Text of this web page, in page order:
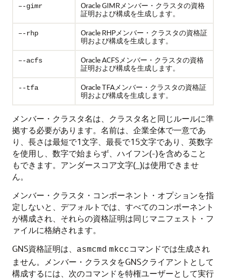
–-gimr
Oracle GIMRメンバー・クラスタの資格
証明および構成を生成します。
–-rhp
Oracle RHPメンバー・クラスタの資格証
明および構成を生成します。
–-acfs
Oracle ACFSメンバー・クラスタの資格
証明および構成を生成します。
--tfa
Oracle TFAメンバー・クラスタの資格証
明および構成を生成します。
メンバー・クラスタ名は、クラスタ名と同じルールに準
拠する必要があります。名前は、企業全体で一意であ
り、長さは最短で1文字、最長で15文字であり、英数字
を使用し、数字で始まらず、ハイフン(-)を含めること
もできます。アンダースコア文字(_)は使用できませ
ん。
メンバー・クラスタ・コンポーネント・オプションを指
定しないと、デフォルトでは、すべてのコンポーネント
が構成され、それらの資格証明は同じマニフェスト・フ
ァイルに格納されます。
GNS資格証明は、
asmcmd mkccコマンドでは生成され
ません。メンバー・クラスタをGNSクライアントとして
構成するには、次のコマンドを特権ユーザーとして実行